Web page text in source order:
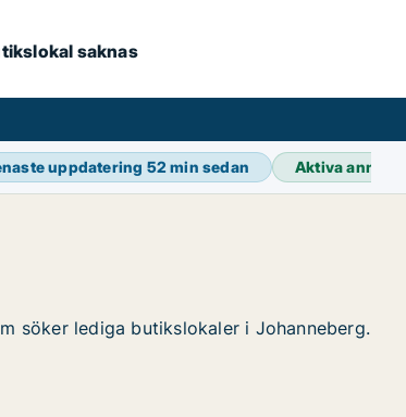
saknas
uppdatering 52 min sedan Aktiva
söker lediga butikslokaler i Johanneberg.